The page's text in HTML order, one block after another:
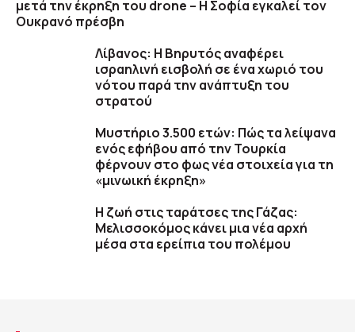
μετά την έκρηξη του drone – Η Σοφία εγκαλεί τον
Ουκρανό πρέσβη
Λίβανος: Η Βηρυτός αναφέρει
ισραηλινή εισβολή σε ένα χωριό του
νότου παρά την ανάπτυξη του
στρατού
Μυστήριο 3.500 ετών: Πώς τα λείψανα
ενός εφήβου από την Τουρκία
φέρνουν στο φως νέα στοιχεία για τη
«μινωική έκρηξη»
Η ζωή στις ταράτσες της Γάζας:
Μελισσοκόμος κάνει μια νέα αρχή
μέσα στα ερείπια του πολέμου